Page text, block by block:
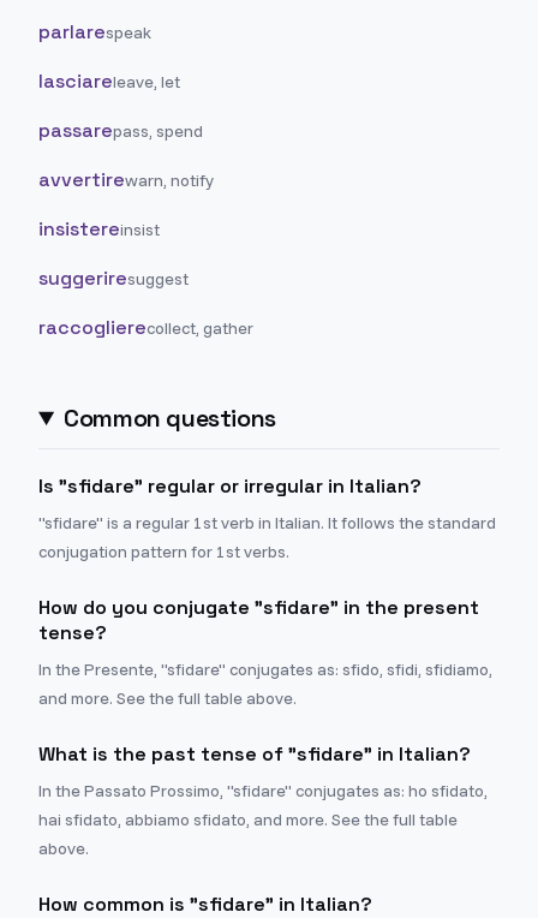
parlarespeak
lasciareleave, let
passarepass, spend
avvertirewarn, notify
insistereinsist
suggeriresuggest
raccoglierecollect, gather
Common questions
Is "sfidare" regular or irregular in Italian?
"sfidare" is a regular 1st verb in Italian. It follows the standard
conjugation pattern for 1st verbs.
How do you conjugate "sfidare" in the present
tense?
In the Presente, "sfidare" conjugates as: sfido, sfidi, sfidiamo,
and more. See the full table above.
What is the past tense of "sfidare" in Italian?
In the Passato Prossimo, "sfidare" conjugates as: ho sfidato,
hai sfidato, abbiamo sfidato, and more. See the full table
above.
How common is "sfidare" in Italian?